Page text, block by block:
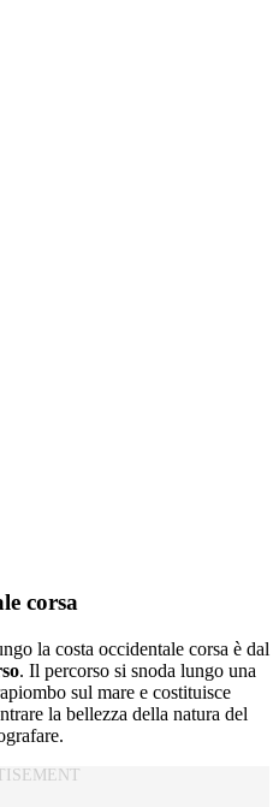
corsa
la costa occidentale corsa è dal
. Il percorso si snoda lungo una
sul mare e costituisce
la bellezza della natura del